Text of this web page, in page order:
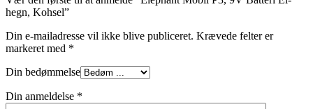
hegn, Kohsel”
Din e-mailadresse vil ikke blive publiceret. Krævede felter er
markeret med *
Din bedømmelse
Din anmeldelse *